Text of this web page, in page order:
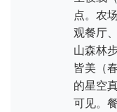
点。农
观餐厅
山森林
皆美（
的星空
可见。